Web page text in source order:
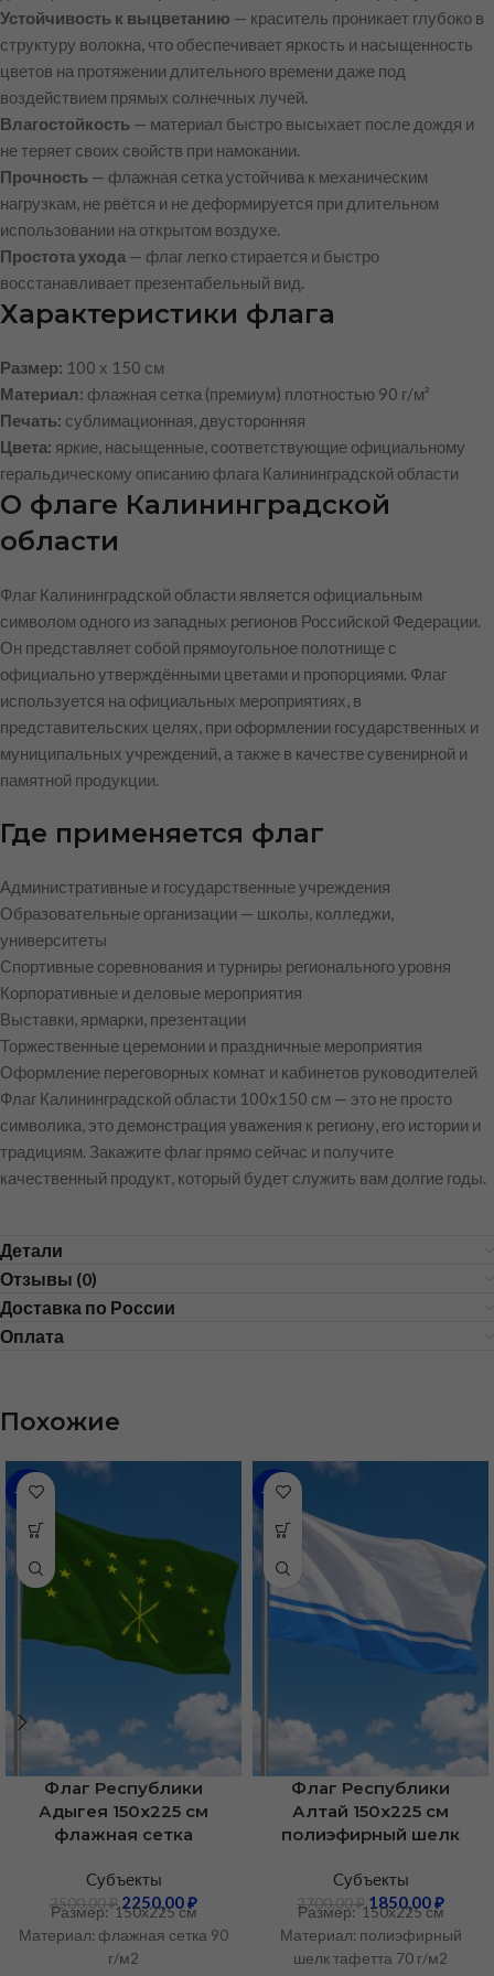
Устойчивость к выцветанию — краситель проникает глубоко в
структуру волокна, что обеспечивает яркость и насыщенность
цветов на протяжении длительного времени даже под
воздействием прямых солнечных лучей.
Влагостойкость — материал быстро высыхает после дождя и
не теряет своих свойств при намокании.
Прочность — флажная сетка устойчива к механическим
нагрузкам, не рвётся и не деформируется при длительном
использовании на открытом воздухе.
Простота ухода — флаг легко стирается и быстро
восстанавливает презентабельный вид.
Характеристики флага
Размер: 100 х 150 см
Материал: флажная сетка (премиум) плотностью 90 г/м²
Печать: сублимационная, двусторонняя
Цвета: яркие, насыщенные, соответствующие официальному
геральдическому описанию флага Калининградской области
О флаге Калининградской
области
Флаг Калининградской области является официальным
символом одного из западных регионов Российской Федерации.
Он представляет собой прямоугольное полотнище с
официально утверждёнными цветами и пропорциями. Флаг
используется на официальных мероприятиях, в
представительских целях, при оформлении государственных и
муниципальных учреждений, а также в качестве сувенирной и
памятной продукции.
Где применяется флаг
Административные и государственные учреждения
Образовательные организации — школы, колледжи,
университеты
Спортивные соревнования и турниры регионального уровня
Корпоративные и деловые мероприятия
Выставки, ярмарки, презентации
Торжественные церемонии и праздничные мероприятия
Оформление переговорных комнат и кабинетов руководителей
Флаг Калининградской области 100х150 см — это не просто
символика, это демонстрация уважения к региону, его истории и
традициям. Закажите флаг прямо сейчас и получите
качественный продукт, который будет служить вам долгие годы.
Детали
Отзывы (0)
Доставка по России
Оплата
Похожие
-36%
Флаг Республики
Адыгея 150х225 см
флажная сетка
Cубъекты
3500,00₽ 2250,00₽
Размер: 150х225 см
Материал: флажная сетка 90
г/м2
-31%
Флаг Республики
Алтай 150х225 см
полиэфирный шелк
Cубъекты
2700,00₽ 1850,00₽
Размер: 150х225 см
Материал: полиэфирный
шелк тафетта 70 г/м2